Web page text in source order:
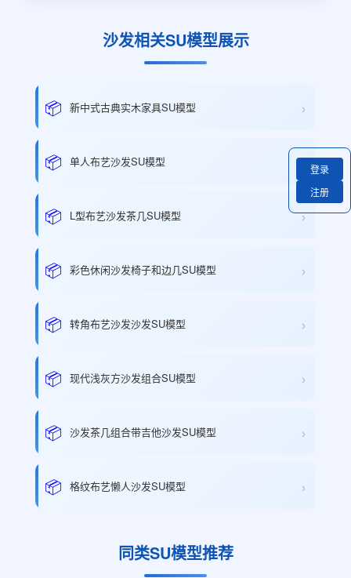
沙发相关SU模型展示
📦 新中式古典实木家具SU模型 ›
📦 单人布艺沙发SU模型 ›
📦 L型布艺沙发茶几SU模型 ›
📦 彩色休闲沙发椅子和边几SU模型 ›
📦 转角布艺沙发沙发SU模型 ›
📦 现代浅灰方沙发组合SU模型 ›
📦 沙发茶几组合带吉他沙发SU模型 ›
📦 格纹布艺懒人沙发SU模型 ›
同类SU模型推荐
登录
注册